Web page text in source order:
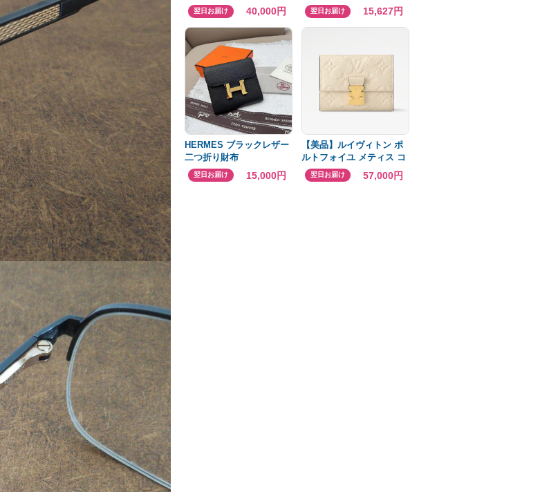
ース定価79,000円
翌日お届け 40,000円 翌日お届け 15,627円
HERMES ブラックレザー
二つ折り財布
翌日お届け 15,000円
【美品】ルイヴィトン ポ
ルトフォイユ メティス コ
ンパクト クレーム 財布
翌日お届け 57,000円